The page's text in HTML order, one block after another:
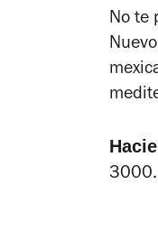
No te
3000.